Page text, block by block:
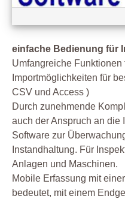
einfache Bedienung für
Umfangreiche
Importmöglichkeiten für
CSV und Access )
Durch zunehmende
auch der Anspruch an die
Software zur
Instandhaltung. Für
Anlagen und Maschinen.
Mobile Erfassung mit
bedeutet, mit einem